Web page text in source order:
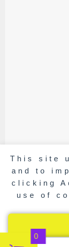
This site
and to
clicking
use of
0